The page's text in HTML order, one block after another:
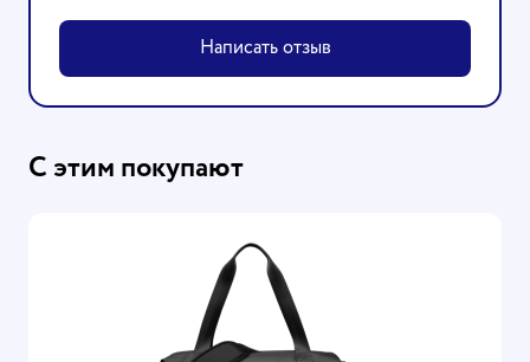
Написать отзыв
С этим покупают